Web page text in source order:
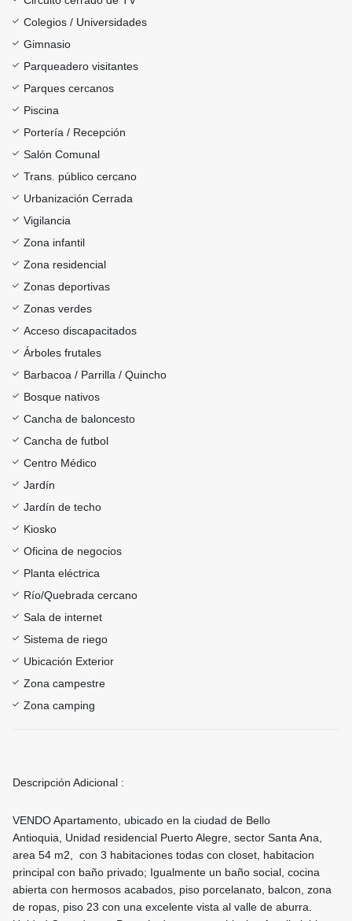
Colegios / Universidades
Gimnasio
Parqueadero visitantes
Parques cercanos
Piscina
Portería / Recepción
Salón Comunal
Trans. público cercano
Urbanización Cerrada
Vigilancia
Zona infantil
Zona residencial
Zonas deportivas
Zonas verdes
Acceso discapacitados
Árboles frutales
Barbacoa / Parrilla / Quincho
Bosque nativos
Cancha de baloncesto
Cancha de futbol
Centro Médico
Jardín
Jardín de techo
Kiosko
Oficina de negocios
Planta eléctrica
Río/Quebrada cercano
Sala de internet
Sistema de riego
Ubicación Exterior
Zona campestre
Zona camping
Descripción Adicional :
VENDO Apartamento, ubicado en la ciudad de Bello
Antioquia, Unidad residencial Puerto Alegre, sector Santa Ana,
area 54 m2, con 3 habitaciones todas con closet, habitacion
principal con baño privado; Igualmente un baño social, cocina
abierta con hermosos acabados, piso porcelanato, balcon, zona
de ropas, piso 23 con una excelente vista al valle de aburra.